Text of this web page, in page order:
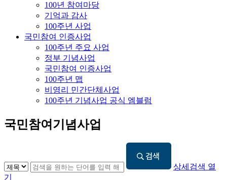
100년 참여마당
기억과 감사
100주년 사업
국민참여 인증사업
100주년 주요 사업
정부 기념사업
국민참여 인증사업
100주년 맵
비영리 민간단체사업
100주년 기념사업 공식 엠블럼
국민참여기념사업
상세검색 열
기